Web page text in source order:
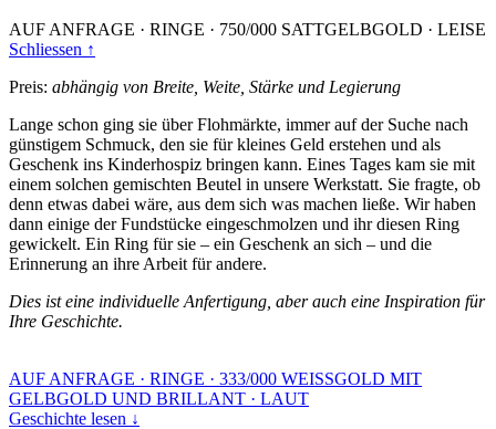
AUF ANFRAGE · RINGE · 750/000 SATTGELBGOLD · LEISE
Schliessen ↑
Preis: abhängig von Breite, Weite, Stärke und Legierung
Lange schon ging sie über Flohmärkte, immer auf der Suche nach
günstigem Schmuck, den sie für kleines Geld erstehen und als
Geschenk ins Kinderhospiz bringen kann. Eines Tages kam sie mit
einem solchen gemischten Beutel in unsere Werkstatt. Sie fragte, ob
denn etwas dabei wäre, aus dem sich was machen ließe. Wir haben
dann einige der Fundstücke eingeschmolzen und ihr diesen Ring
gewickelt. Ein Ring für sie – ein Geschenk an sich – und die
Erinnerung an ihre Arbeit für andere.
Dies ist eine individuelle Anfertigung, aber auch eine Inspiration für
Ihre Geschichte.
AUF ANFRAGE · RINGE · 333/000 WEISSGOLD MIT
GELBGOLD UND BRILLANT · LAUT
Geschichte lesen ↓